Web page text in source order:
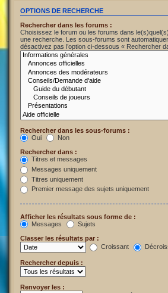
OPTIONS DE RECHERCHE
Rechercher dans les forums :
Choisissez le forum ou les forums dans
une recherche. Les sous-forums sont
désactivez pas l’option ci-dessous « Rechercher
Rechercher dans les sous-forums :
Oui
Non
Rechercher dans :
Titres et messages
Messages uniquement
Titres uniquement
Premier message des sujets uniquement
Afficher les résultats sous forme de :
Messages
Sujets
Classer les résultats par :
Croissant
Rechercher depuis :
Renvoyer les :